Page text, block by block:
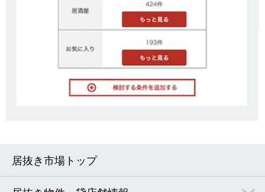
居抜き市場トップ